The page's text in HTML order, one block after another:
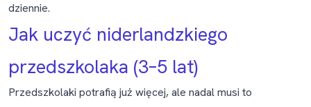
dziennie.
Jak uczyć niderlandzkiego
przedszkolaka (3–5 lat)
Przedszkolaki potrafią już więcej, ale nadal musi to